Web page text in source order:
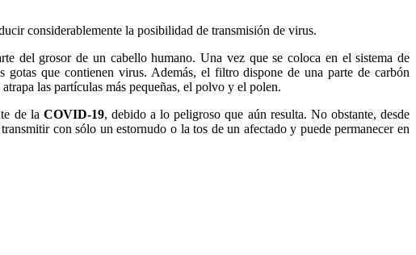
considerablemente la posibilidad de transmisión de virus.
del grosor de un cabello humano. Una vez que se coloca en el sistema de
que contienen virus. Además, el filtro dispone de una parte de carbón
las partículas más pequeñas, el polvo y el polen.
de la COVID-19, debido a lo peligroso que aún resulta. No obstante, desde
con sólo un estornudo o la tos de un afectado y puede permanecer en